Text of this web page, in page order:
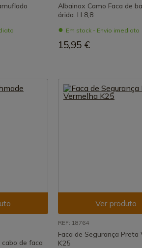
Albainox Camo Faca de
árida. H 8,8
Em stock - Envio imediato
15,95 €
de faca
Ver produto
REF: 18764
Faca de Segurança Preta
K25